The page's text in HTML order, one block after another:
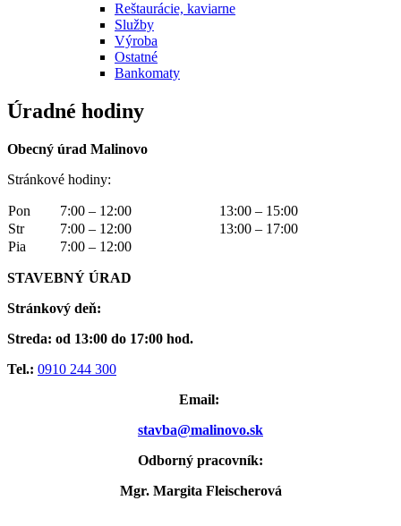
Reštaurácie, kaviarne
Služby
Výroba
Ostatné
Bankomaty
Úradné hodiny
Obecný úrad Malinovo
Stránkové hodiny:
Pon 7:00 – 12:00
13:00 – 15:00
Str
7:00 – 12:00
13:00 – 17:00
Pia
7:00 – 12:00
STAVEBNÝ ÚRAD
Stránkový deň:
Streda: od 13:00 do 17:00 hod.
Tel.: 0910 244 300
Email:
stavba@malinovo.sk
Odborný pracovník:
Mgr. Margita Fleischerová